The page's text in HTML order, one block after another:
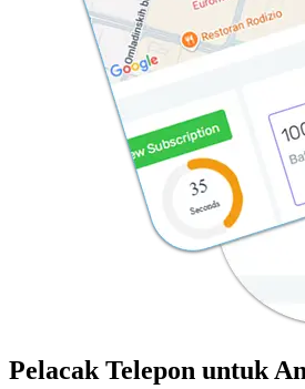
Pelacak Telepon untuk